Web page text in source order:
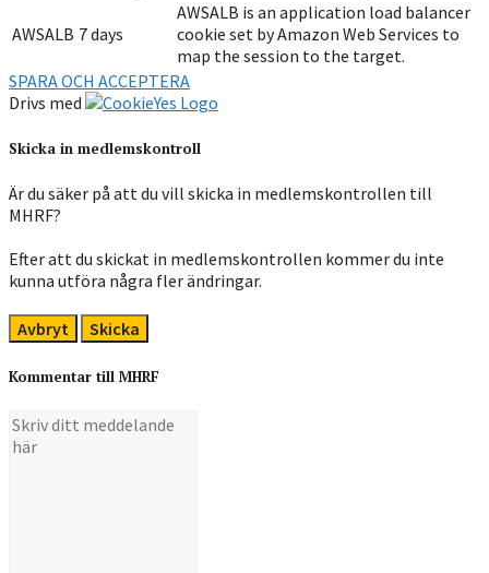
AWSALB 7 days
AWSALB is an application load balancer
cookie set by Amazon Web Services to
map the session to the target.
SPARA OCH ACCEPTERA
Drivs med
Skicka in medlemskontroll
Är du säker på att du vill skicka in medlemskontrollen till
MHRF?
Efter att du skickat in medlemskontrollen kommer du inte
kunna utföra några fler ändringar.
Avbryt Skicka
Kommentar till MHRF